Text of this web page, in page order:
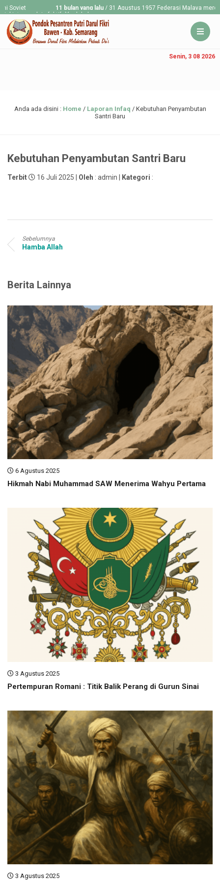
11 bulan yang lalu/ 31 Agustus 1957 Federasi Malaya merdeka
mulai efektif diberlakukan.
Senin, 3 08 2026
Anda ada disini : Home / Laporan Infaq / Kebutuhan Penyambutan
Santri Baru
Kebutuhan Penyambutan Santri Baru
Terbit 16 Juli 2025 | Oleh : admin | Kategori :
Sebelumnya
Hamba Allah
Berita Lainnya
6 Agustus 2025
Hikmah Nabi Muhammad SAW Menerima Wahyu Pertama
3 Agustus 2025
Pertempuran Romani : Titik Balik Perang di Gurun Sinai
3 Agustus 2025